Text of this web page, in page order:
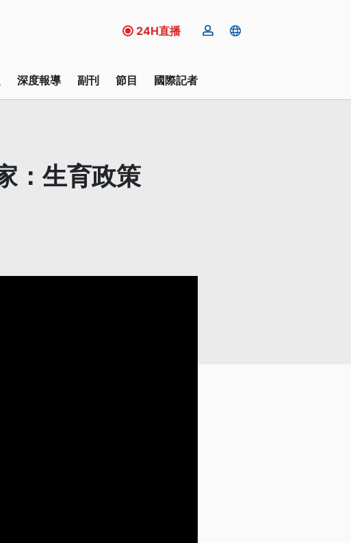
24H直播
深度報導 副刊 節目 國際記者
：生育政策